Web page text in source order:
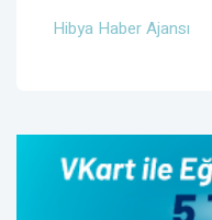
Hibya Haber Ajansı